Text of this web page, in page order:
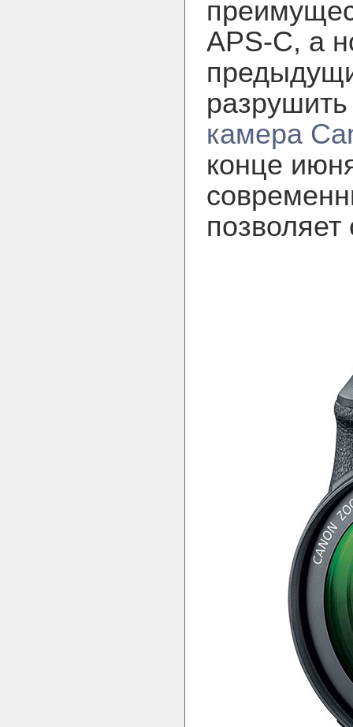
APS-C, а
камера
конце
позволяет